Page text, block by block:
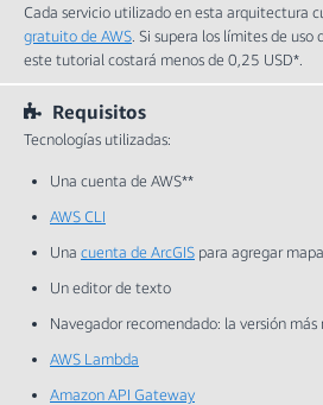
Cada servicio utilizado en esta arquitectura
gratuito de AWS . Si supera los límites de
este tutorial costará menos de 0,25 USD*.
Requisitos
Tecnologías utilizadas:
Una cuenta de AWS**
AWS CLI
Una cuenta de ArcGIS para agregar
Un editor de texto
Navegador recomendado: la versión más
AWS Lambda
Amazon API Gateway